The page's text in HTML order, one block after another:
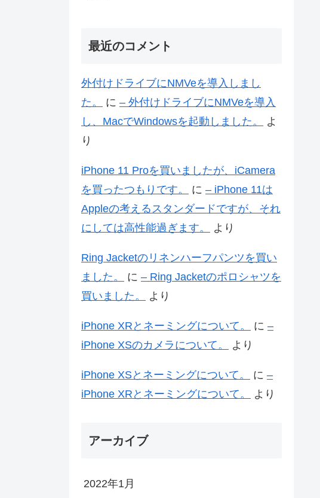
最近のコメント
外付けドライブにNMVeを導入しまし
た。
に – 外付けドライブにNMVeを導入
し、MacでWindowsを起動しました。
よ
り
iPhone 11 Proを買いましたが、iCamera
を買ったつもりです。
に – iPhone 11は
Appleの考えるスタンダードですが、それ
にしては高性能過ぎます。
より
Ring Jacketのリネンハーフパンツを買い
ました。
に – Ring Jacketのポロシャツを
買いました。
より
iPhone XRとネーミングについて。 に –
iPhone XSのカメラについて。
より
iPhone XSとネーミングについて。 に –
iPhone XRとネーミングについて。
より
アーカイブ
2022年1月